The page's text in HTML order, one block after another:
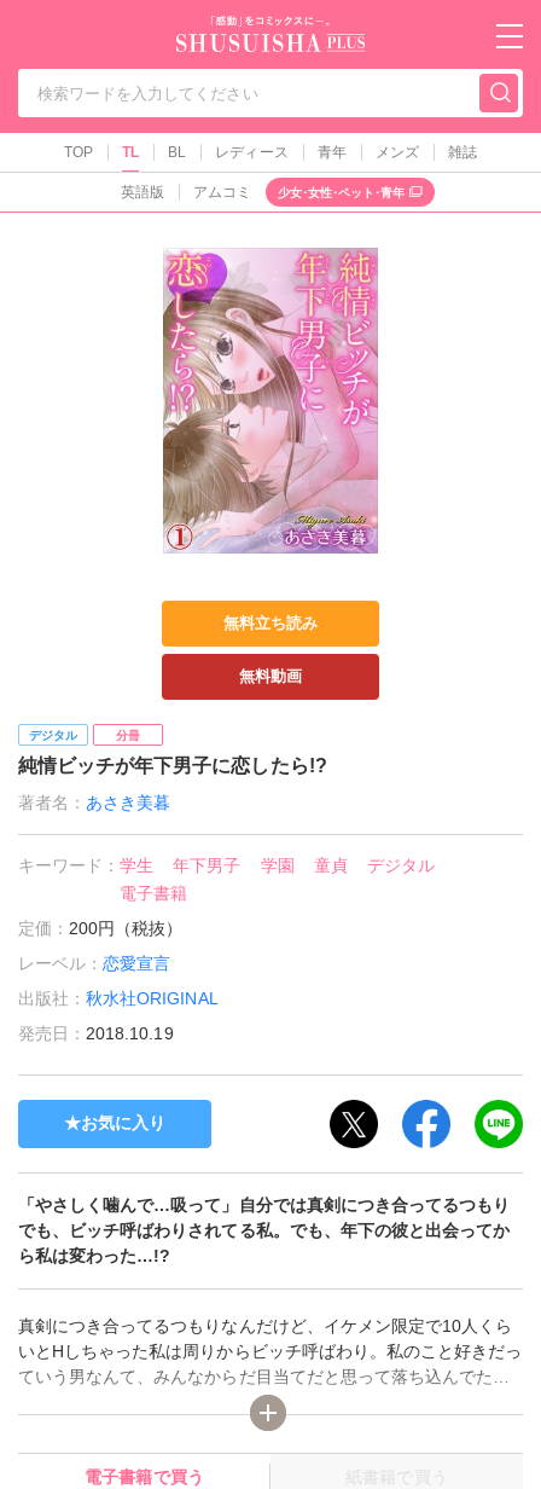
秋水社PLUS（テ
TOP TL BL レディース 青年 メンズ 雑誌
英語版 アムコミ 少女･女性･ペット･青年
無料立ち読み
無料動画
デジタル 分冊
純情ビッチが年下男子に恋したら!?
著者名： あさき美暮
キーワード：学生 年下男子 学園 童貞
デジタル
電子書籍
定価： 200円（税抜）
レーベル：恋愛宣言
出版社：秋水社ORIGINAL
発売日： 2018.10.19
お気に入り
「やさしく噛んで…吸って」自分では真剣につき合ってるつもり
でも、ビッチ呼ばわりされてる私。でも、年下の彼と出会ってか
ら私は変わった…!?
真剣につき合ってるつもりなんだけど、イケメン限定で10人くら
いとHしちゃった私は周りからビッチ呼ばわり。私のこと好きだっ
ていう男なんて、みんなからだ目当てだと思って落ち込んでた
ら、年下の彼が私のこと好きだっていってくれた。しかも、彼はH
未経験。今度こそからだだけじゃなくて、ほんとうの恋ができる
と思ってたのに、彼は私にセフレになってくださいっていってき
た…。未経験だから自信がないとかいわれて、正直、彼のことが
電子書籍で買う 紙書籍で買う